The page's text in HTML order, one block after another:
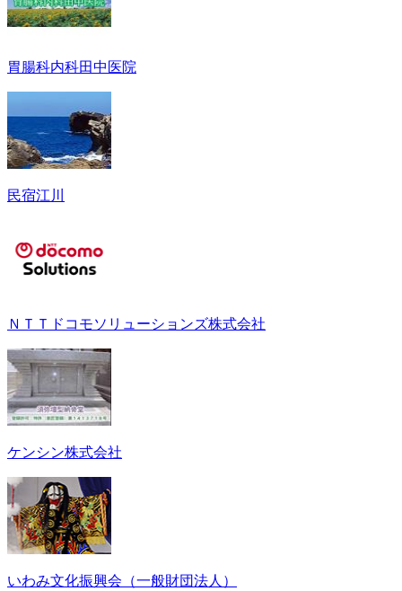
胃腸科内科田中医院
民宿江川
ＮＴＴドコモソリューションズ株式会社
ケンシン株式会社
いわみ文化振興会（一般財団法人）